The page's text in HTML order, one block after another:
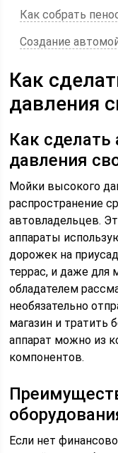
Как собрать
Создание
Как
давления
Как
давления
Мойки высокого
распространение
автовладельцев.
аппараты
дорожек на
террас, и даже
обладателем
необязательно
магазин и тратить
аппарат можно из
компонентов.
Если нет